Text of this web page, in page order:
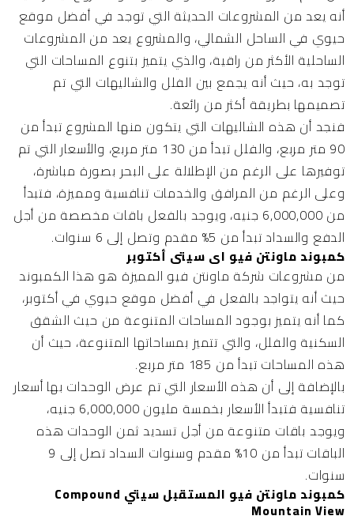
أنه يعد من المشروعات الحديثة التي توجد في أفضل موقع
حيوي في الساحل الشمالي، والمشروع يعد من المشروعات
الساحلية الأكثر من راقية، والذي يتميز بتنوع المساحات التي
توجد به، حيث أنه يجمع بين الفلل والشاليهات التي تم
تصميمها بطريقة أكثر من رائعة.
فنجد أن هذه الشاليهات التي يتكون منها المشروع تبدأ من
90 متر مربع، والفلل تبدأ من 130 متر مربع، والأسعار التي تم
توفيرها على الرغم من الإطلالة على البحر بصورة مباشرة،
وعلى الرغم من المرافق والخدمات تنافسية ومميزة، فتبدأ
من 6,000,000 جنيه، ويوجد بالفعل باقات مخصصة من أجل
الدفع والسداد تبدأ من 5% مقدم وتصل إلى 6 سنوات.
كمبوند ماونتن فيو اى سيتى أكتوبر
من مشروعات شركة ماونتن فيو المميزة هو هذا الكمبوند
حيث أنه يتواجد بالفعل في أفضل موقع حيوي في أكتوبر،
كما أنه يتميز بوجود المساحات المتنوعة من حيث الشقق
السكنية والفلل، والتي تتميز بمساحاتها المتنوعة، حيث أن
هذه المساحات تبدأ من 185 متر مربع.
بالإضافة إلى أن هذه الأسعار التي تم عرض الوحدات بها أسعار
تنافسية فتبدأ الأسعار بخمسة مليون 6,000,000 جنيه،
ويوجد باقات متنوعة من أجل تسديد ثمن الوحدات هذه
الباقات تبدأ من 10% مقدم وسنوات السداد تصل إلى 9
سنوات.
كمبوند ماونتن فيو المستقبل سيتي Compound
Mountain View